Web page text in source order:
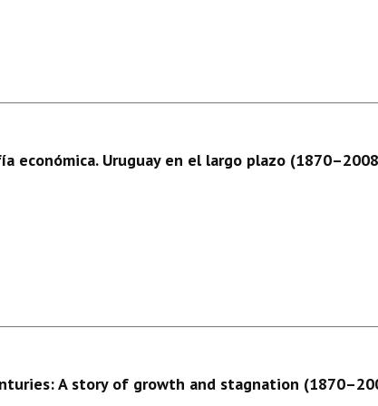
económica. Uruguay en el largo plazo
A story of growth and stagnation